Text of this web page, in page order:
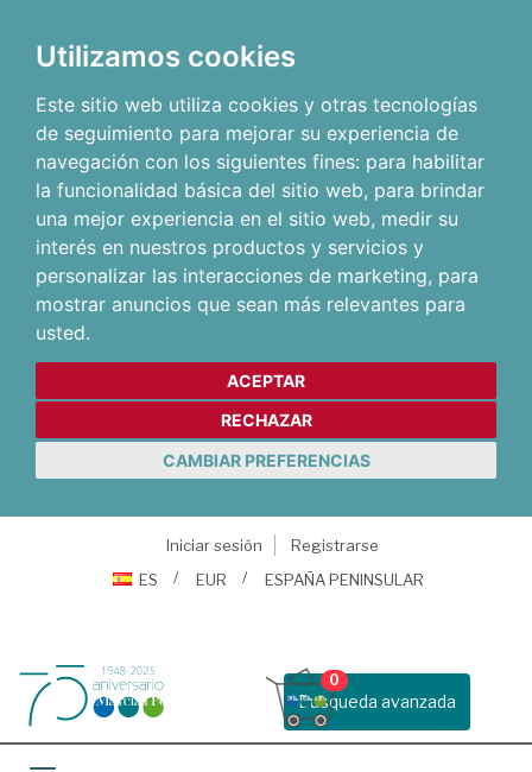
Utilizamos cookies
Este sitio web utiliza cookies y otras tecnologías
de seguimiento para mejorar su experiencia de
navegación con los siguientes fines: para habilitar
la funcionalidad básica del sitio web, para brindar
una mejor experiencia en el sitio web, medir su
interés en nuestros productos y servicios y
personalizar las interacciones de marketing, para
mostrar anuncios que sean más relevantes para
usted.
ACEPTAR
RECHAZAR
CAMBIAR PREFERENCIAS
Iniciar sesión
Registrarse
ES
EUR ESPAÑA PENINSULAR
Busqueda avanzada
0